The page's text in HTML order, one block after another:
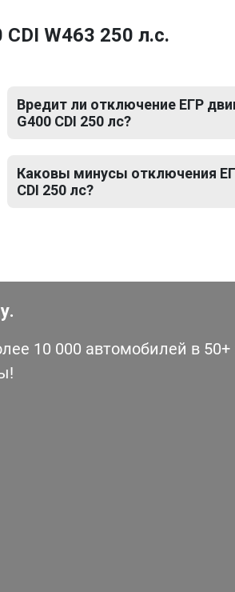
W463 250 л.с.
Вредит ли отключение ЕГР
G400 CDI 250 лс?
Каковы минусы отключения
CDI 250 лс?
10 000 автомобилей в